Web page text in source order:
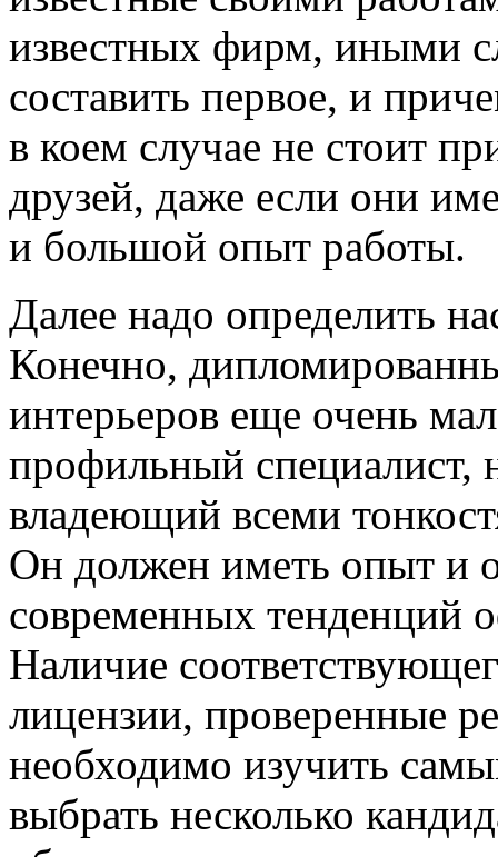
известных фирм, иными
составить первое, и
в коем случае не стоит
друзей, даже если они
и большой опыт работы.
Далее надо определить
Конечно,
интерьеров еще очень
профильный специалист,
владеющий всеми
Он должен иметь опыт и
современных тенденций
Наличие
лицензии, проверенные
необходимо изучить
выбрать несколько